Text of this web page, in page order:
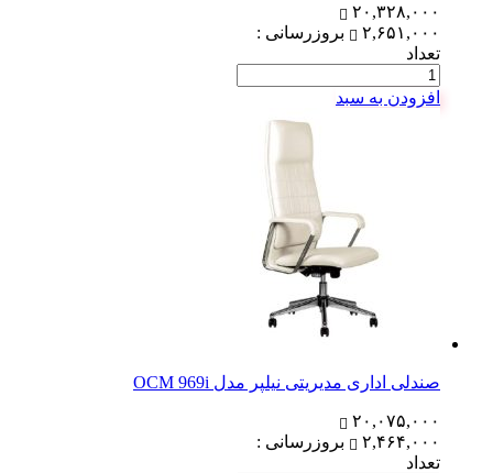
۲۰,۳۲۸,۰۰۰
۲,۶۵۱,۰۰۰
بروزرسانی :
تعداد
افزودن به سبد
صندلی اداری مدیریتی نیلپر مدل OCM 969i
۲۰,۰۷۵,۰۰۰
۲,۴۶۴,۰۰۰
بروزرسانی :
تعداد